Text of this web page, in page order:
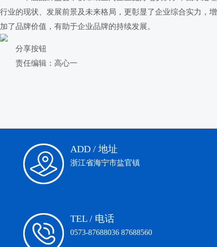
行业的现状、发展前景及未来格局，更彰显了企业综合实力，增
加了品牌价值，有助于企业品牌的持续发展。
分享按钮
责任编辑：高心一
ADD / 地址
浙江省海宁市盐官镇
TEL / 电话
0573-87688036 87688560